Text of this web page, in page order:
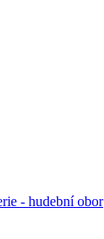
- hudební obor